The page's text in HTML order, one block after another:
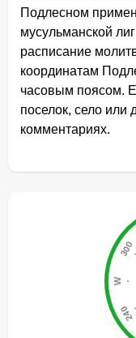
Подлесном
мусульманской
расписание
координатам
часовым поясом.
поселок, село или
комментариях.